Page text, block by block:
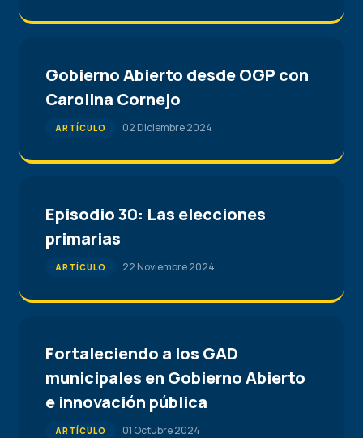
Gobierno Abierto desde OGP con
Carolina Cornejo
ARTÍCULO 02 Diciembre 2024
Episodio 30: Las elecciones
primarias
ARTÍCULO 22 Noviembre 2024
Fortaleciendo a los GAD
municipales en Gobierno Abierto
e innovación pública
ARTÍCULO 01 Octubre 2024